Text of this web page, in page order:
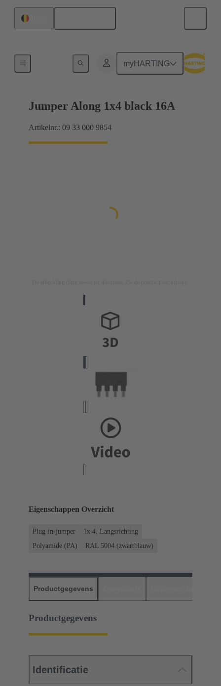
myHARTING
Han® ES Press-insteek-jumpers
Jumper Along 1x4 black 16A
Artikelnr.: 09 33 000 9854
Eigenschappen Overzicht
Plug-in-jumper
1x 4, Langsrichting
Polyamide (PA)
RAL 5004 (zwartblauw)
Productgegevens
Productgegevens
Identificatie